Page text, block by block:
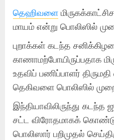
தெஹிவளை
மாயம் என்று பொலிஸில்
புறாக்கள் கடந்த
காணாமற்போயிருப்பதாக
உதவிப் பணிப்பாளர் திருமதி
தெகிவளை பொலிஸில்
இந்தியாவிலிருந்து
சட்ட விரோதமாகக்
பொலிஸார் பறிமுதல்